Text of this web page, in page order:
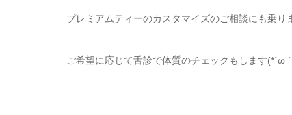
プレミアムティーのカスタマイズのご相談にも乗
ご希望に応じて舌診で体質のチェックもします(*´ω